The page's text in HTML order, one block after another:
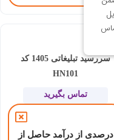
سررسید تبلیغاتی 1405 کد
HN101
تماس بگیرید
درصدی از درآمد حاصل از